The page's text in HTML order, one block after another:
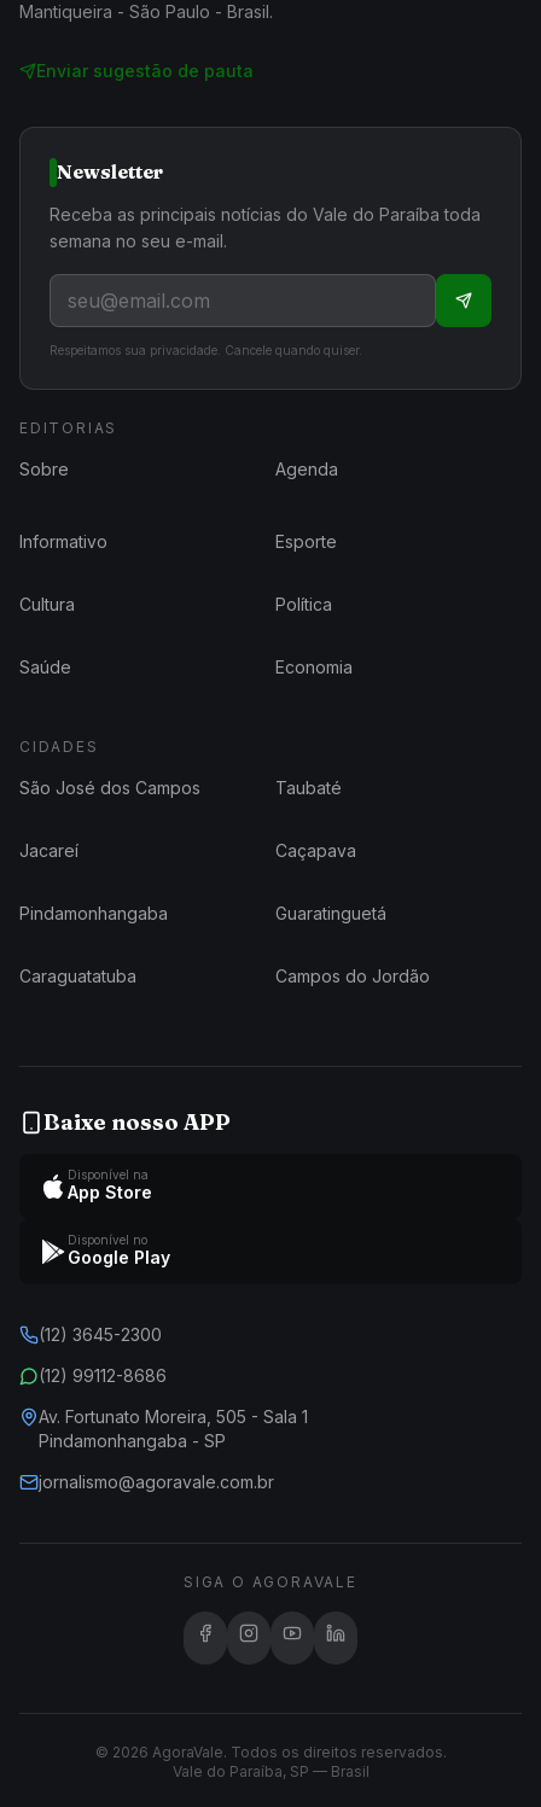
Mantiqueira - São Paulo - Brasil.
Enviar sugestão de pauta
Newsletter
Receba as principais notícias do Vale do Paraíba toda
semana no seu e-mail.
Respeitamos sua privacidade. Cancele quando quiser.
EDITORIAS
Sobre Agenda
Informativo Esporte
Cultura Política
Saúde Economia
CIDADES
São José dos Campos Taubaté
Jacareí Caçapava
Pindamonhangaba Guaratinguetá
Caraguatatuba Campos do Jordão
Baixe nosso APP
Disponível na
App Store
Disponível no
Google Play
(12) 3645-2300
(12) 99112-8686
Av. Fortunato Moreira, 505 - Sala 1
Pindamonhangaba - SP
jornalismo@agoravale.com.br
SIGA O AGORAVALE
© 2026 AgoraVale. Todos os direitos reservados.
Vale do Paraíba, SP — Brasil